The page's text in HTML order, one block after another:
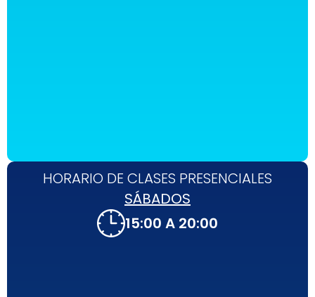
HORARIO DE CLASES PRESENCIALES
SÁBADOS
15:00 A 20:00